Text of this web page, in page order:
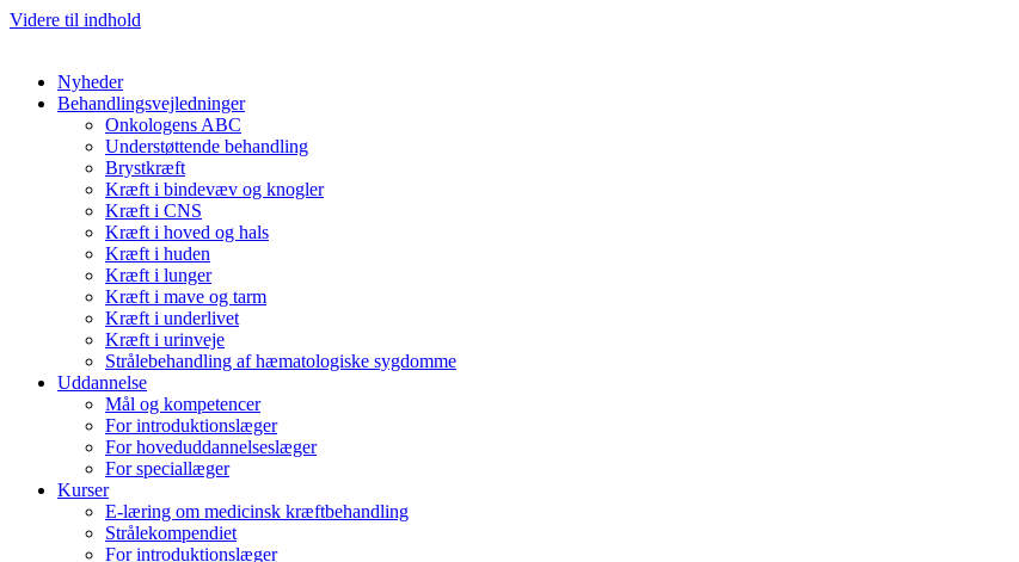
Videre til indhold
Nyheder
Behandlingsvejledninger
Onkologens ABC
Understøttende behandling
Brystkræft
Kræft i bindevæv og knogler
Kræft i CNS
Kræft i hoved og hals
Kræft i huden
Kræft i lunger
Kræft i mave og tarm
Kræft i underlivet
Kræft i urinveje
Strålebehandling af hæmatologiske sygdomme
Uddannelse
Mål og kompetencer
For introduktionslæger
For hoveduddannelseslæger
For speciallæger
Kurser
E-læring om medicinsk kræftbehandling
Strålekompendiet
For introduktionslæger